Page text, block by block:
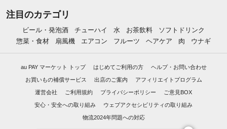
注目のカテゴリ
ビール・発泡酒 チューハイ 水 お茶飲料
ソフトドリンク
惣菜・食材
扇風機 エアコン フルーツ ヘアケア 肉 ウナギ
au PAY マーケット トップ はじめてご利用の方 ヘルプ・お問い合わせ
お買いもの補償サービス 出店のご案内 アフィリエイトプログラム
運営会社 ご利用規約 プライバシーポリシー ご意見BOX
安心・安全への取り組み ウェブアクセシビリティの取り組み
物流2024年問題への対応